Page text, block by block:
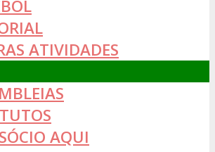
ATIVIDADES
AQUI